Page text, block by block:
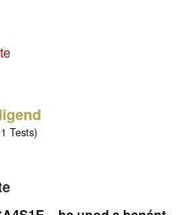
Tests)